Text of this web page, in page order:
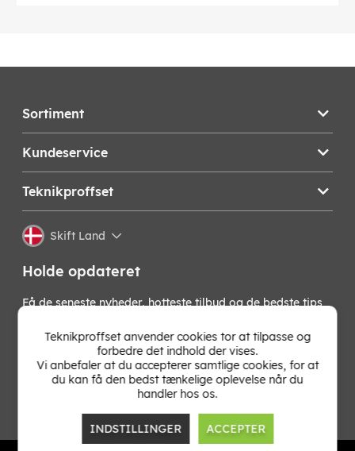
Sortiment
Kundeservice
Teknikproffset
Skift Land
Holde opdateret
Få de seneste nyheder, hotteste tilbud og de bedste tips
nyhedsbrev!
OK
Teknikproffset anvender cookies tor at tilpasse og
forbedre det indhold der vises.
Vi anbefaler at du accepterer samtlige cookies, for at
du kan få den bedst tænkelige oplevelse når du
handler hos os.
INDSTILLINGER ACCEPTER